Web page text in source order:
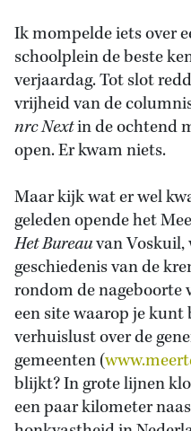
Ik mompelde iets over
schoolplein de beste
verjaardag. Tot slot
vrijheid van de
nrc Nextin de ochtend
open. Er kwam niets.
Maar kijk wat er wel
geleden opende het
Het Bureauvan Voskuil,
geschiedenis van de
rondom de nageboorte
een site waarop je
verhuislust over de
gemeenten (
blijkt? In grote lijnen
een paar kilometer